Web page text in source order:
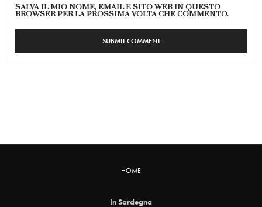
SALVA IL MIO NOME, EMAIL E SITO WEB IN QUESTO
BROWSER PER LA PROSSIMA VOLTA CHE COMMENTO.
HOME
In Sardegna